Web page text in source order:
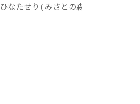
なたせり ( みさとの森 )